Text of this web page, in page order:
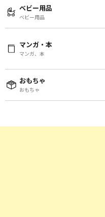
ベビー用品
ベビー用品
マンガ・本
マンガ、本
おもちゃ
おもちゃ